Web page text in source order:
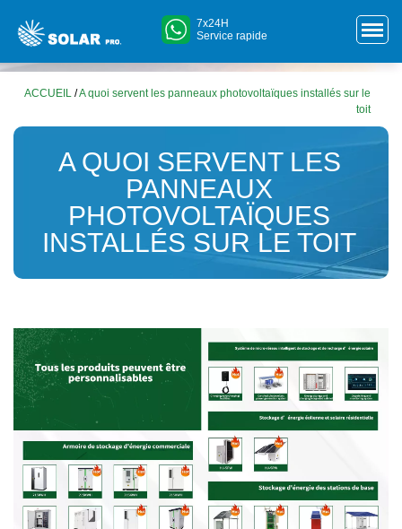
7x24H
Service rapide
ACCUEIL /A quoi servent les panneaux photovoltaïques installés sur le
toit
A QUOI SERVENT LES
PANNEAUX
PHOTOVOLTAÏQUES
INSTALLÉS SUR LE TOIT